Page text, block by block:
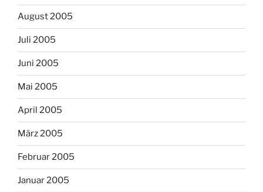
August 2005
Juli 2005
Juni 2005
Mai 2005
April 2005
März 2005
Februar 2005
Januar 2005